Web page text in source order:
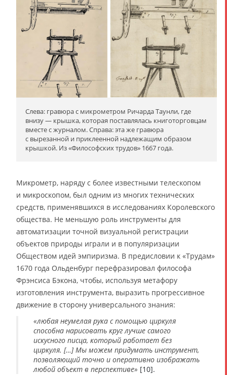
Слева: гравюра с микрометром Ричарда Таунли, где
внизу — крышка, которая поставлялась книготорговцам
вместе с журналом. Справа: эта же гравюра
с вырезанной и приклеенной надлежащим образом
крышкой. Из «Философских трудов» 1667 года.
Микрометр, наряду с более известными телескопом
и микроскопом, был одним из многих технических
средств, применявшихся в исследованиях Королевского
общества. Не меньшую роль инструменты для
автоматизации точной визуальной регистрации
объектов природы играли и в популяризации
Обществом идей эмпиризма. В предисловии к «Трудам»
1670 года Ольденбург перефразировал философа
Фрэнсиса Бэкона, чтобы, используя метафору
изготовления инструмента, выразить прогрессивное
движение в сторону универсального знания:
«любая неумелая рука с помощью циркуля
способна нарисовать круг лучше самого
искусного писца, который работает без
циркуля. […] Мы можем придумать инструмент,
позволяющий точно и оперативно изображать
любой объект в перспективе» [10].